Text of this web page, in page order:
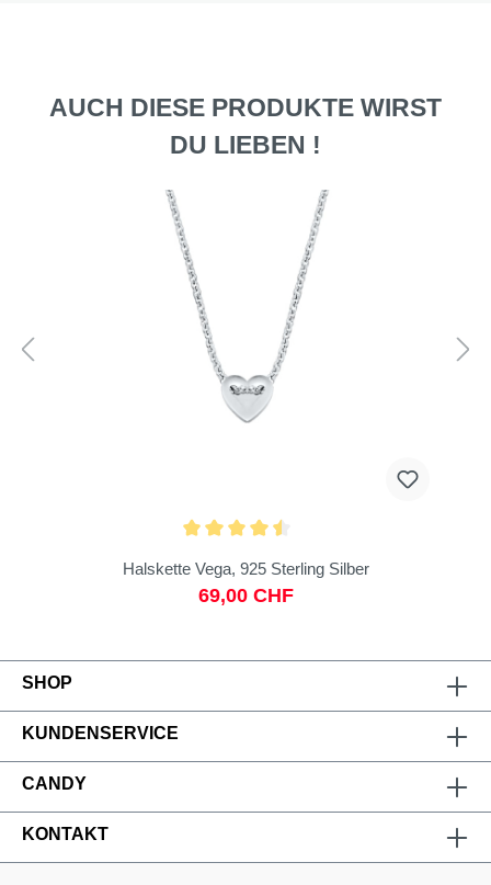
AUCH DIESE PRODUKTE WIRST
DU LIEBEN !
Halskette Vega, 925 Sterling Silber
69,00 CHF
KONTAKT
SHOP
KUNDENSERVICE
CANDY